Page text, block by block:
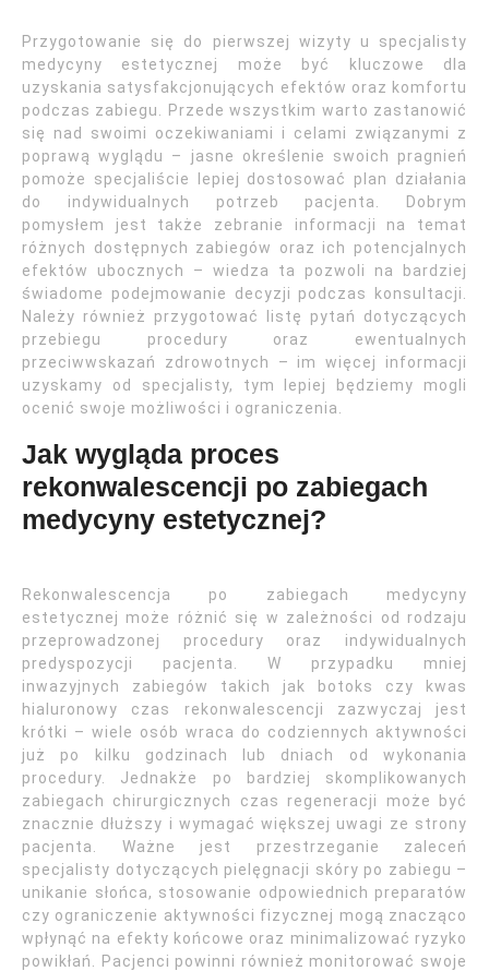
Przygotowanie się do pierwszej wizyty u specjalisty
medycyny estetycznej może być kluczowe dla
uzyskania satysfakcjonujących efektów oraz komfortu
podczas zabiegu. Przede wszystkim warto zastanowić
się nad swoimi oczekiwaniami i celami związanymi z
poprawą wyglądu – jasne określenie swoich pragnień
pomoże specjaliście lepiej dostosować plan działania
do indywidualnych potrzeb pacjenta. Dobrym
pomysłem jest także zebranie informacji na temat
różnych dostępnych zabiegów oraz ich potencjalnych
efektów ubocznych – wiedza ta pozwoli na bardziej
świadome podejmowanie decyzji podczas konsultacji.
Należy również przygotować listę pytań dotyczących
przebiegu procedury oraz ewentualnych
przeciwwskazań zdrowotnych – im więcej informacji
uzyskamy od specjalisty, tym lepiej będziemy mogli
ocenić swoje możliwości i ograniczenia.
Jak wygląda proces
rekonwalescencji po zabiegach
medycyny estetycznej?
Rekonwalescencja po zabiegach medycyny
estetycznej może różnić się w zależności od rodzaju
przeprowadzonej procedury oraz indywidualnych
predyspozycji pacjenta. W przypadku mniej
inwazyjnych zabiegów takich jak botoks czy kwas
hialuronowy czas rekonwalescencji zazwyczaj jest
krótki – wiele osób wraca do codziennych aktywności
już po kilku godzinach lub dniach od wykonania
procedury. Jednakże po bardziej skomplikowanych
zabiegach chirurgicznych czas regeneracji może być
znacznie dłuższy i wymagać większej uwagi ze strony
pacjenta. Ważne jest przestrzeganie zaleceń
specjalisty dotyczących pielęgnacji skóry po zabiegu –
unikanie słońca, stosowanie odpowiednich preparatów
czy ograniczenie aktywności fizycznej mogą znacząco
wpłynąć na efekty końcowe oraz minimalizować ryzyko
powikłań. Pacjenci powinni również monitorować swoje